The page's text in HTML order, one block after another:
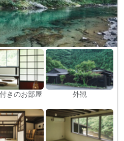
きのお部屋 外観